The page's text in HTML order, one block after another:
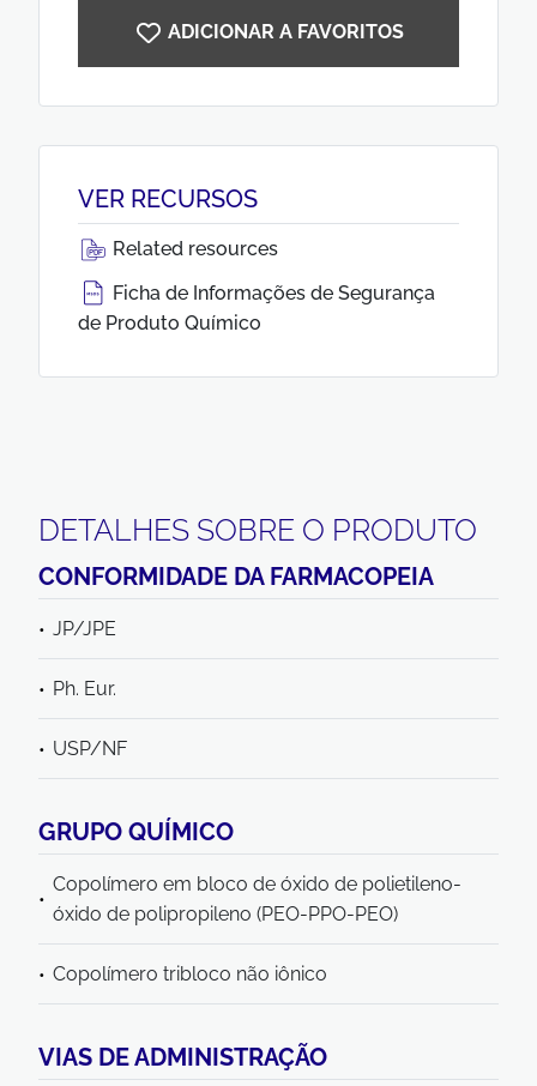
ADICIONAR A FAVORITOS
VER RECURSOS
Related resources
Ficha de Informações de Segurança
de Produto Químico
DETALHES SOBRE O PRODUTO
CONFORMIDADE DA FARMACOPEIA
JP/JPE
Ph. Eur.
USP/NF
GRUPO QUÍMICO
Copolímero em bloco de óxido de polietileno-
óxido de polipropileno (PEO-PPO-PEO)
Copolímero tribloco não iônico
VIAS DE ADMINISTRAÇÃO